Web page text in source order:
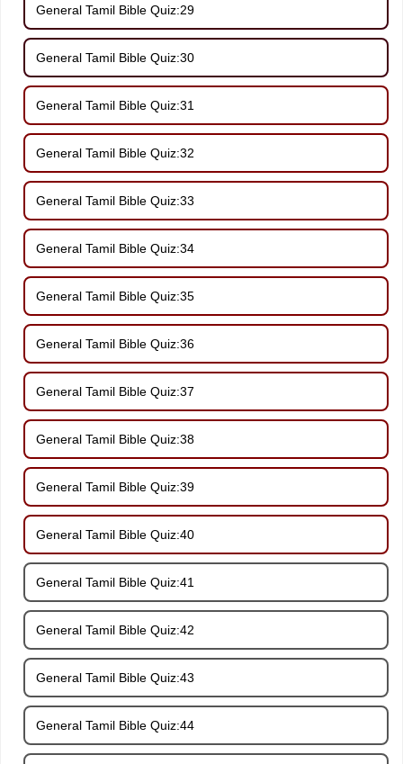
General Tamil Bible Quiz:29
General Tamil Bible Quiz:30
General Tamil Bible Quiz:31
General Tamil Bible Quiz:32
General Tamil Bible Quiz:33
General Tamil Bible Quiz:34
General Tamil Bible Quiz:35
General Tamil Bible Quiz:36
General Tamil Bible Quiz:37
General Tamil Bible Quiz:38
General Tamil Bible Quiz:39
General Tamil Bible Quiz:40
General Tamil Bible Quiz:41
General Tamil Bible Quiz:42
General Tamil Bible Quiz:43
General Tamil Bible Quiz:44